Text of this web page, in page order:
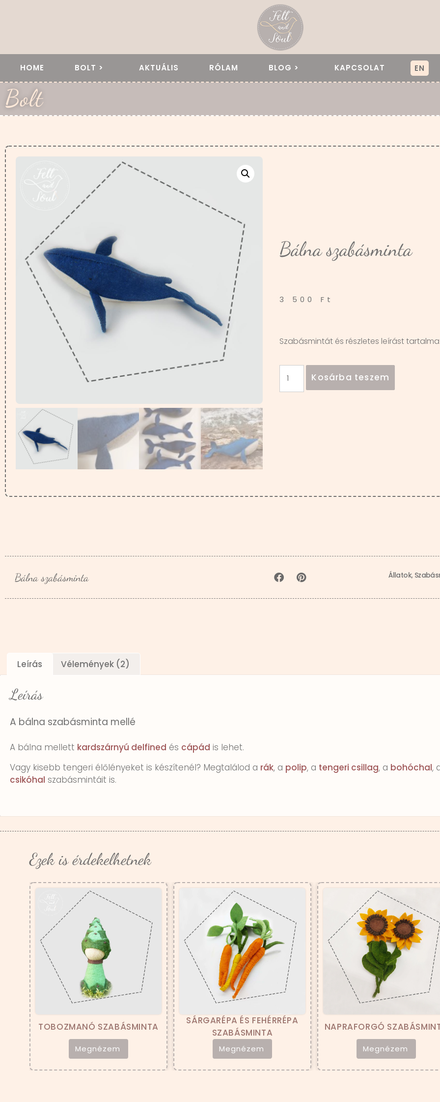
HOME BOLT > AKTUÁLIS RÓLAM BLOG > KAPCSOLAT EN
Bolt
Bálna szabásminta
3 500 Ft
Szabásmintát és részletes leírást
Kosárba teszem
Bálna szabásminta Állatok,
Leírás Vélemények (2)
Leírás
A bálna szabásminta mellé
A bálna mellett kardszárnyú delfined és cápád is lehet.
Vagy kisebb tengeri élőlényeket is készítenél? Megtalálod a rák, a polip, a tengeri csillag, a bohóchal,
csikóhal szabásmintáit is.
Ezek is érdekelhetnek
SZABÁSMINTA
Megnézem
SÁRGARÉPA ÉS FEHÉRRÉPA
SZABÁSMINTA
Megnézem
NAPRAFORGÓ SZABÁSMINTA
Megnézem